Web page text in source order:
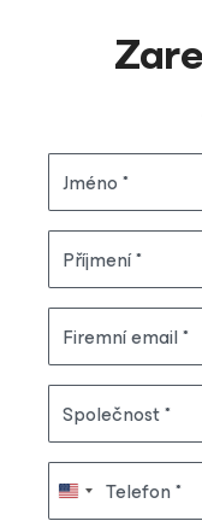
Jméno
Příjmení
Firemní email
Společnost
Telefon